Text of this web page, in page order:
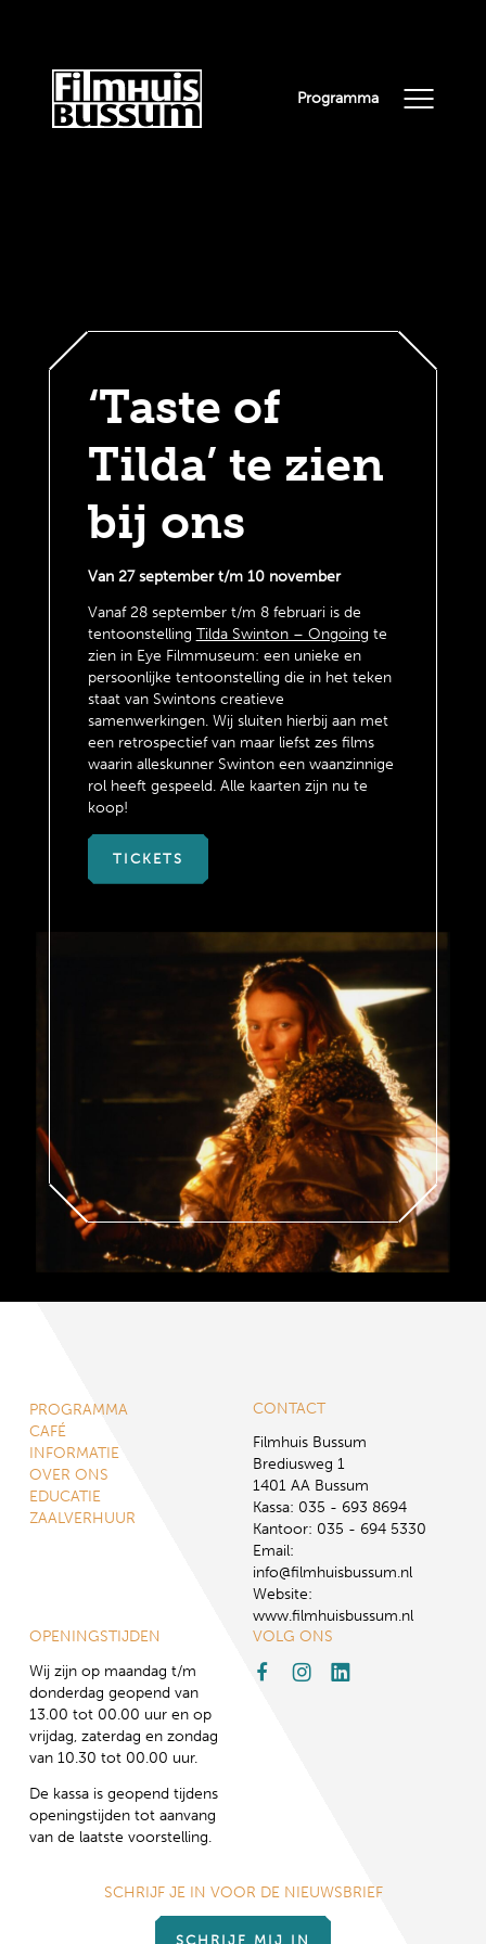
Programma
‘Taste of
Tilda’ te zien
bij ons
Van 27 september t/m 10 november
Vanaf 28 september t/m 8 februari is de
tentoonstelling Tilda Swinton – Ongoing te
zien in Eye Filmmuseum: een unieke en
persoonlijke tentoonstelling die in het teken
staat van Swintons creatieve
samenwerkingen. Wij sluiten hierbij aan met
een retrospectief van maar liefst zes films
waarin alleskunner Swinton een waanzinnige
rol heeft gespeeld. Alle kaarten zijn nu te
koop!
TICKETS
PROGRAMMA
CAFÉ
INFORMATIE
OVER ONS
EDUCATIE
ZAALVERHUUR
CONTACT
Filmhuis Bussum
Brediusweg 1
1401 AA Bussum
Kassa: 035 - 693 8694
Kantoor: 035 - 694 5330
Email:
info@filmhuisbussum.nl
Website:
www.filmhuisbussum.nl
OPENINGSTIJDEN
Wij zijn op maandag t/m
donderdag geopend van
13.00 tot 00.00 uur en op
vrijdag, zaterdag en zondag
van 10.30 tot 00.00 uur.
De kassa is geopend tijdens
openingstijden tot aanvang
van de laatste voorstelling.
VOLG ONS
SCHRIJF JE IN VOOR DE NIEUWSBRIEF
SCHRIJF MIJ IN